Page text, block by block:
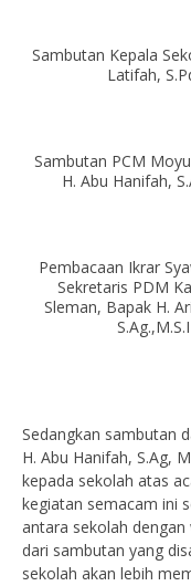
Sambutan Kepala
Latifah,
Sambutan PCM
H. Abu Hanifah,
Pembacaan Ikrar
Sekretaris PDM
Sleman, Bapak H.
S.Ag.,M.S.I
Sedangkan sambutan
H. Abu Hanifah, S.Ag,
kepada sekolah atas
kegiatan semacam ini
antara sekolah
dari sambutan yang
sekolah akan lebih